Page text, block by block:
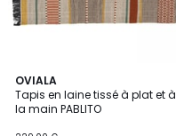
OVIALA
Tapis en laine tissé à plat et à
la main PABLITO
4,5
/ 5